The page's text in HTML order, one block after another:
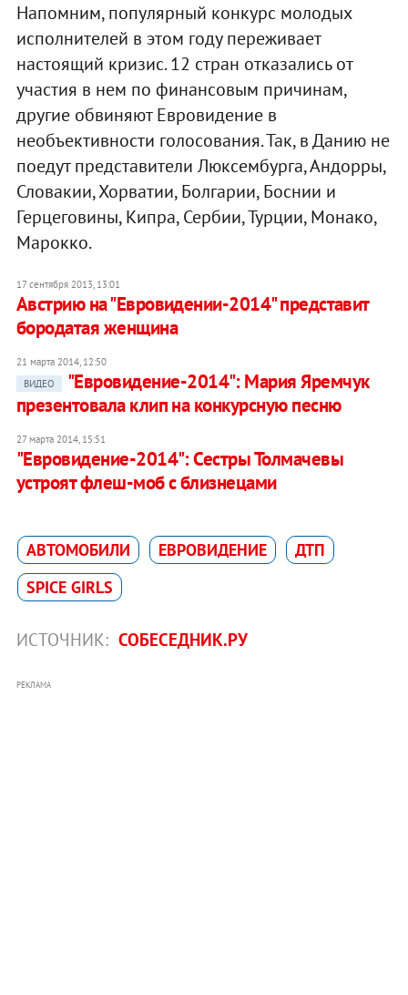
Напомним, популярный конкурс молодых
исполнителей в этом году переживает
настоящий кризис. 12 стран отказались от
участия в нем по финансовым причинам,
другие обвиняют Евровидение в
необъективности голосования. Так, в Данию не
поедут представители Люксембурга, Андорры,
Словакии, Хорватии, Болгарии, Боснии и
Герцеговины, Кипра, Сербии, Турции, Монако,
Марокко.
17 сентября 2013, 13:01
Австрию на "Евровидении-2014" представит
бородатая женщина
21 марта 2014, 12:50
ВИДЕО
"Евровидение-2014": Мария Яремчук
презентовала клип на конкурсную песню
27 марта 2014, 15:51
"Евровидение-2014": Сестры Толмачевы
устроят флеш-моб с близнецами
АВТОМОБИЛИ ЕВРОВИДЕНИЕ
ДТП
SPICE GIRLS
ИСТОЧНИК: СОБЕСЕДНИК.РУ
РЕКЛАМА